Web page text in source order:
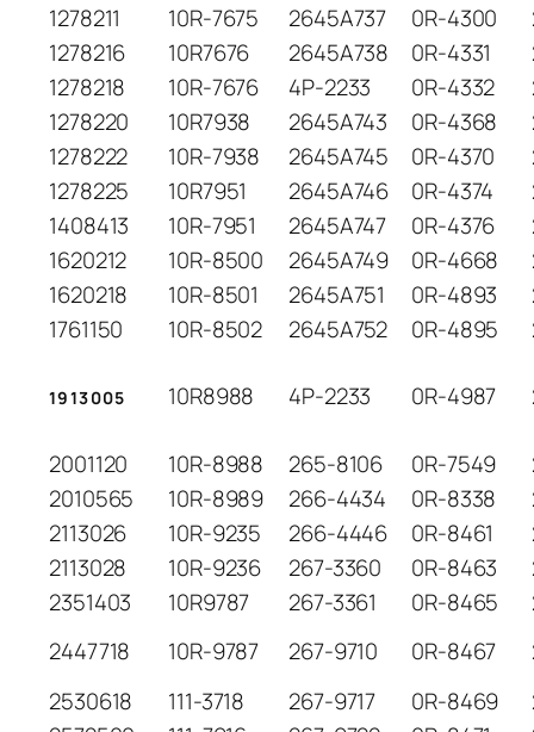
1278211
10R-7675 2645A737 0R-4300
1278216
10R7676 2645A738 0R-4331
1278218
10R-7676 4P-2233 0R-4332
1278220
10R7938 2645A743 0R-4368
1278222
10R-7938 2645A745 0R-4370
1278225
10R7951 2645A746 0R-4374
1408413
10R-7951 2645A747 0R-4376
1620212
10R-8500 2645A749 0R-4668
1620218
10R-8501 2645A751 0R-4893
1761150
10R-8502 2645A752 0R-4895
1913005 10R8988 4P-2233 0R-4987
2001120 10R-8988 265-8106 0R-7549
2010565
10R-8989 266-4434 0R-8338
2113026
10R-9235 266-4446 0R-8461
2113028
10R-9236 267-3360 0R-8463
2351403
10R9787 267-3361 0R-8465
2447718
10R-9787 267-9710 0R-8467
2530618
111-3718 267-9717 0R-8469